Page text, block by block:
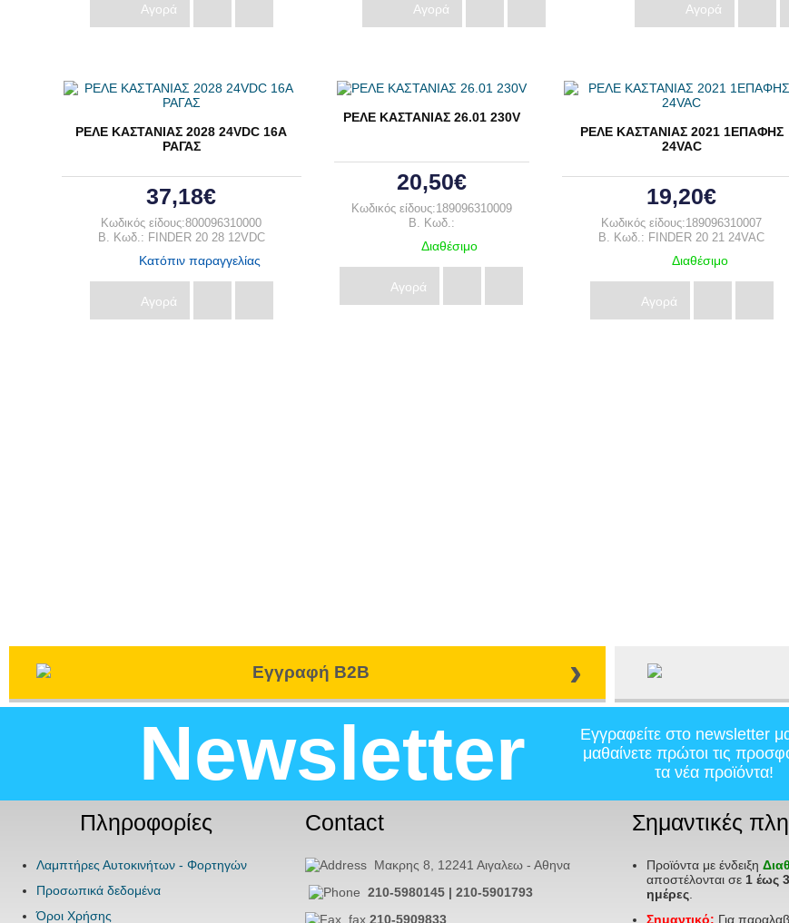
Αγορά Αγορά Αγορά
ΡΕΛΕ ΚΑΣΤΑΝΙΑΣ 2028 24VDC 16Α
ΡΑΓΑΣ
37,18€
Κωδικός είδους:800096310000
B. Κωδ.: FINDER 20 28 12VDC
Κατόπιν παραγγελίας
Αγορά
ΡΕΛΕ ΚΑΣΤΑΝΙΑΣ 26.01 230V
20,50€
Κωδικός είδους:189096310009
B. Κωδ.:
Διαθέσιμο
Αγορά
ΡΕΛΕ ΚΑΣΤΑΝΙΑΣ 2021 1ΕΠΑΦΗΣ
24VAC
19,20€
Κωδικός είδους:189096310007
B. Κωδ.: FINDER 20 21 24VAC
Διαθέσιμο
Αγορά
Εγγραφή B2B ›
Newsletter
Εγγραφείτε στο newsletter
μαθαίνετε πρώτοι τις
τα νέα προϊόντα!
Πληροφορίες
Λαμπτήρες Αυτοκινήτων - Φορτηγών
Προσωπικά δεδομένα
Όροι Χρήσης
Contact
Μακρης 8, 12241 Αιγαλεω - Αθηνα
210-5980145 | 210-5901793
fax 210-5909833
Σημαντικές
Προϊόντα με ένδειξη
αποστέλονται σε 1 έως
ημέρες.
Σημαντικό: Για